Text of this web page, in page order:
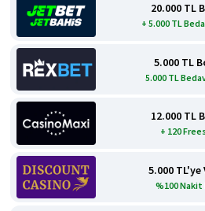
20.000 TL
+ 5.000 TL
5.000 TL
5.000 TL
12.000 TL
+ 120
5.000 TL'ye
%100 Nakit